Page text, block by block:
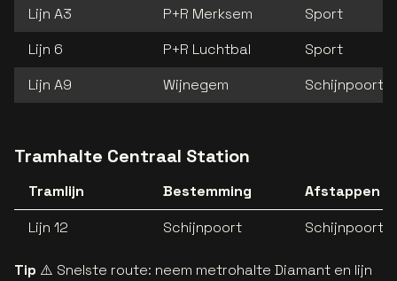
Lijn A3
P+R Merksem
Sport
Lijn 6
P+R Luchtbal
Sport
Lijn A9
Wijnegem Schijnpoort
Tramhalte Centraal Station
Tramlijn Bestemming
Afstappen
Lijn 12
Schijnpoort Schijnpoort
Tip ⚠️ Snelste route: neem metrohalte Diamant en lijn